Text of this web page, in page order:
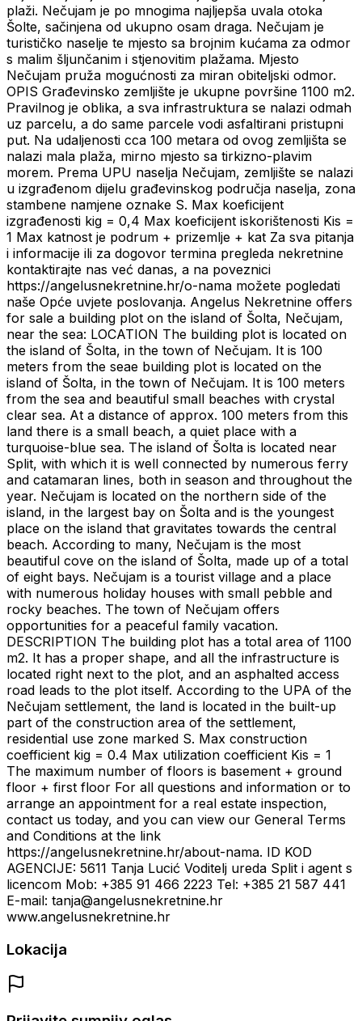
plaži. Nečujam je po mnogima najljepša uvala otoka
Šolte, sačinjena od ukupno osam draga. Nečujam je
turističko naselje te mjesto sa brojnim kućama za odmor
s malim šljunčanim i stjenovitim plažama. Mjesto
Nečujam pruža mogućnosti za miran obiteljski odmor.
OPIS Građevinsko zemljište je ukupne površine 1100 m2.
Pravilnog je oblika, a sva infrastruktura se nalazi odmah
uz parcelu, a do same parcele vodi asfaltirani pristupni
put. Na udaljenosti cca 100 metara od ovog zemljišta se
nalazi mala plaža, mirno mjesto sa tirkizno-plavim
morem. Prema UPU naselja Nečujam, zemljište se nalazi
u izgrađenom dijelu građevinskog područja naselja, zona
stambene namjene oznake S. Max koeficijent
izgrađenosti kig = 0,4 Max koeficijent iskorištenosti Kis =
1 Max katnost je podrum + prizemlje + kat Za sva pitanja
i informacije ili za dogovor termina pregleda nekretnine
kontaktirajte nas već danas, a na poveznici
https://angelusnekretnine.hr/o-nama možete pogledati
naše Opće uvjete poslovanja. Angelus Nekretnine offers
for sale a building plot on the island of Šolta, Nečujam,
near the sea: LOCATION The building plot is located on
the island of Šolta, in the town of Nečujam. It is 100
meters from the seae building plot is located on the
island of Šolta, in the town of Nečujam. It is 100 meters
from the sea and beautiful small beaches with crystal
clear sea. At a distance of approx. 100 meters from this
land there is a small beach, a quiet place with a
turquoise-blue sea. The island of Šolta is located near
Split, with which it is well connected by numerous ferry
and catamaran lines, both in season and throughout the
year. Nečujam is located on the northern side of the
island, in the largest bay on Šolta and is the youngest
place on the island that gravitates towards the central
beach. According to many, Nečujam is the most
beautiful cove on the island of Šolta, made up of a total
of eight bays. Nečujam is a tourist village and a place
with numerous holiday houses with small pebble and
rocky beaches. The town of Nečujam offers
opportunities for a peaceful family vacation.
DESCRIPTION The building plot has a total area of 1100
m2. It has a proper shape, and all the infrastructure is
located right next to the plot, and an asphalted access
road leads to the plot itself. According to the UPA of the
Nečujam settlement, the land is located in the built-up
part of the construction area of ​​the settlement,
residential use zone marked S. Max construction
coefficient kig = 0.4 Max utilization coefficient Kis = 1
The maximum number of floors is basement + ground
floor + first floor For all questions and information or to
arrange an appointment for a real estate inspection,
contact us today, and you can view our General Terms
and Conditions at the link
https://angelusnekretnine.hr/about-nama. ID KOD
AGENCIJE: 5611 Tanja Lucić Voditelj ureda Split i agent s
licencom Mob: +385 91 466 2223 Tel: +385 21 587 441
E-mail: tanja@angelusnekretnine.hr
www.angelusnekretnine.hr
Lokacija